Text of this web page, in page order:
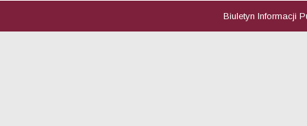
Biuletyn Informacji